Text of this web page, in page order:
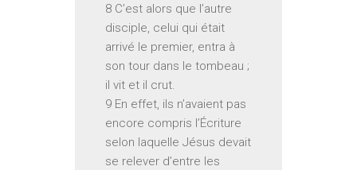
8 C’est alors que l’autre
disciple, celui qui était
arrivé le premier, entra à
son tour dans le tombeau ;
il vit et il crut.
9 En effet, ils n’avaient pas
encore compris l’Écriture
selon laquelle Jésus devait
se relever d’entre les